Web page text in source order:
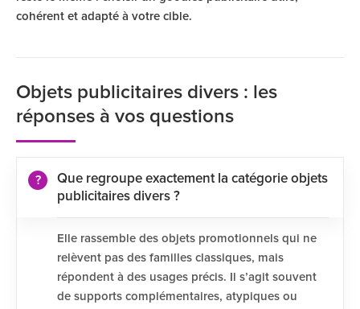
cohérent et adapté à votre cible.
Objets publicitaires divers : les
réponses à vos questions
Que regroupe exactement la catégorie objets
publicitaires divers ?
Elle rassemble des objets promotionnels qui ne
relèvent pas des familles classiques, mais
répondent à des usages précis. Il s’agit souvent
de supports complémentaires, atypiques ou